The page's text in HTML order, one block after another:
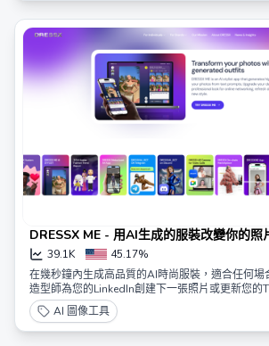
DRESSX ME - 用AI生成的服裝改變你的照
39.1K 45.17%
在幾秒鐘內生成高品質的AI時尚服裝，適合任何場
造型師為您的LinkedIn創建下一張照片或更新您的
AI 圖像工具